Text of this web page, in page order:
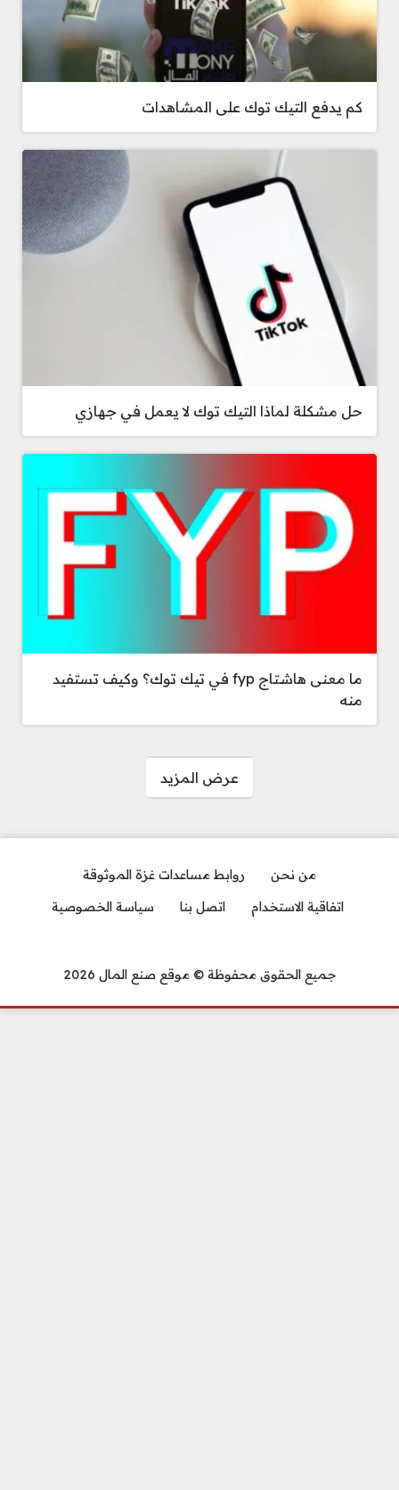
كم يدفع التيك توك على المشاهدات
حل مشكلة لماذا التيك توك لا يعمل في جهازي
ما معنى هاشتاج fyp في تيك توك؟ وكيف تستفيد
منه
عرض المزيد
من نحن
روابط مساعدات غزة الموثوقة
اتفاقية الاستخدام
اتصل بنا سياسة الخصوصية
جميع الحقوق محفوظة © موقع صنع المال 2026